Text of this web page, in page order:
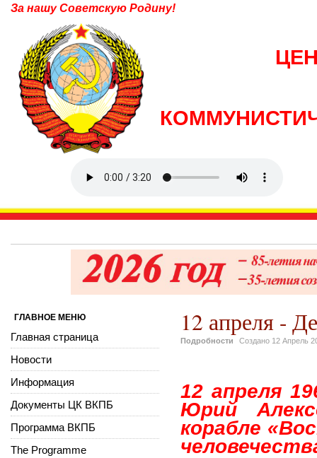
За нашу Советскую Родину!
12 апреля -
Подробности Создано 12 Апрель
12 апреля
Юрий
корабле
ГЛАВНОЕ МЕНЮ
Главная страница
Новости
Информация
Документы ЦК ВКПБ
Программа ВКПБ
The Programme